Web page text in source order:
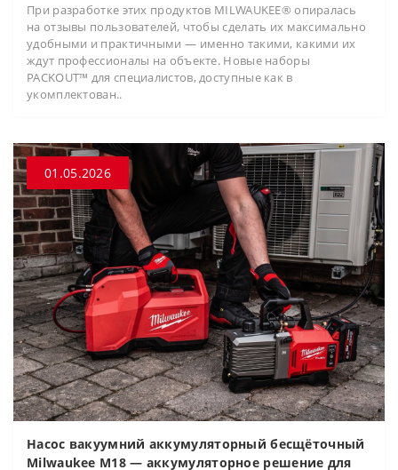
При разработке этих продуктов MILWAUKEE® опиралась
на отзывы пользователей, чтобы сделать их максимально
удобными и практичными — именно такими, какими их
ждут профессионалы на объекте. Новые наборы
PACKOUT™ для специалистов, доступные как в
укомплектован..
01.05.2026
Насос вакуумний аккумуляторный бесщёточный
Milwaukee M18 — аккумуляторное решение для